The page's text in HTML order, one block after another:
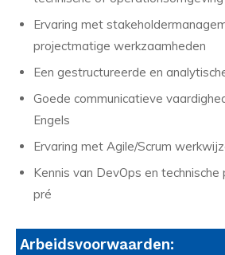
Ervaring met
projectmatige werkzaamheden
Een gestructureerde en
Goede communicatieve
Engels
Ervaring met Agile/Scrum
Kennis van DevOps en
pré
Arbeidsvoorwaarden: